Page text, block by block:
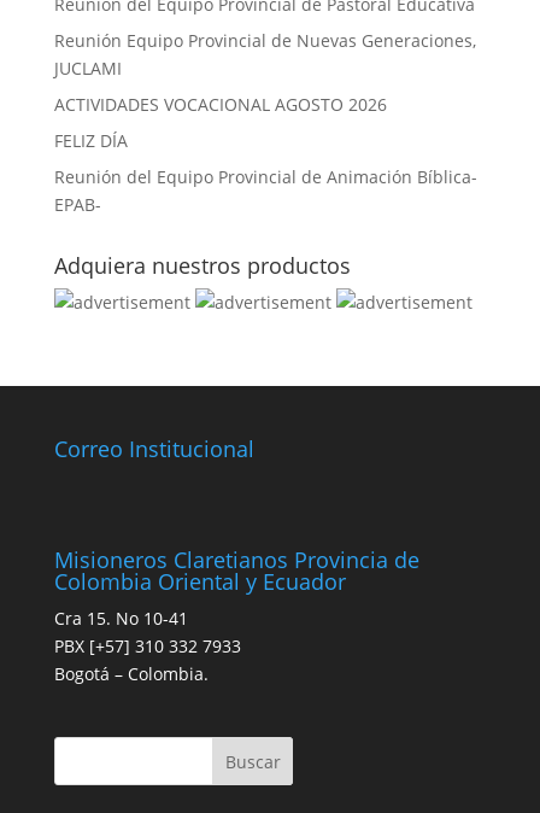
Reunión Equipo Provincial de Nuevas Generaciones,
JUCLAMI
ACTIVIDADES VOCACIONAL AGOSTO 2026
FELIZ DÍA
Reunión del Equipo Provincial de Animación Bíblica-
EPAB-
Adquiera nuestros productos
Correo Institucional
Misioneros Claretianos Provincia de
Colombia Oriental y Ecuador
Cra 15. No 10-41
PBX [+57] 310 332 7933
Bogotá – Colombia.